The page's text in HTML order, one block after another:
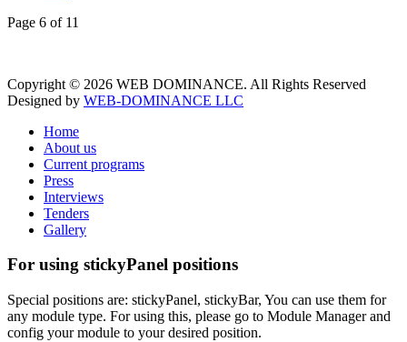
Page 6 of 11
Copyright © 2026 WEB DOMINANCE. All Rights Reserved
Designed by WEB-DOMINANCE LLC
Home
About us
Current programs
Press
Interviews
Tenders
Gallery
For using stickyPanel positions
Special positions are: stickyPanel, stickyBar, You can use them for
any module type. For using this, please go to Module Manager and
config your module to your desired position.